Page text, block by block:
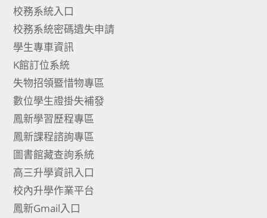
校務系統入口
校務系統密碼遺失申請
學生專車資訊
K館訂位系統
失物招領暨惜物專區
數位學生證掛失補發
鳳新學習歷程專區
鳳新課程諮詢專區
圖書館藏查詢系統
高三升學資訊入口
校內升學作業平台
鳳新Gmail入口